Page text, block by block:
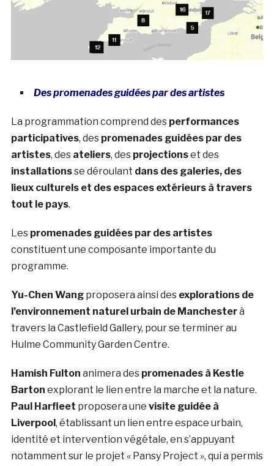
Des promenades guidées par des artistes
La programmation comprend des performances
participatives, des promenades guidées par des
artistes, des ateliers, des projectionset des
installationsse déroulant dans des galeries, des
lieux culturels et des espaces extérieurs à travers
tout le pays.
Les promenades guidées par des artistes
constituent une composante importante du
programme.
Yu-Chen Wangproposera ainsi des explorations de
l’environnement naturel urbain de Manchesterà
travers la Castlefield Gallery, pour se terminer au
Hulme Community Garden Centre.
Hamish Fulton animera des promenades à Kestle
Barton explorant le lien entre la marche et la nature.
Paul Harfleet proposera une visite guidée à
Liverpool , établissant un lien entre espace urbain,
identité et intervention végétale, en s’appuyant
notamment sur le projet « Pansy Project », qui a permis